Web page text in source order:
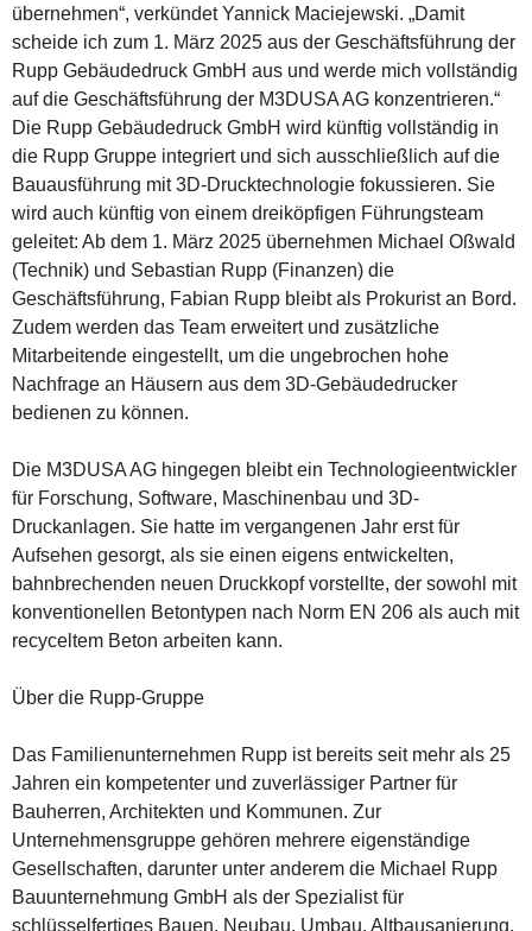
übernehmen“, verkündet Yannick Maciejewski. „Damit
scheide ich zum 1. März 2025 aus der Geschäftsführung der
Rupp Gebäudedruck GmbH aus und werde mich vollständig
auf die Geschäftsführung der M3DUSA AG konzentrieren.“
Die Rupp Gebäudedruck GmbH wird künftig vollständig in
die Rupp Gruppe integriert und sich ausschließlich auf die
Bauausführung mit 3D-Drucktechnologie fokussieren. Sie
wird auch künftig von einem dreiköpfigen Führungsteam
geleitet: Ab dem 1. März 2025 übernehmen Michael Oßwald
(Technik) und Sebastian Rupp (Finanzen) die
Geschäftsführung, Fabian Rupp bleibt als Prokurist an Bord.
Zudem werden das Team erweitert und zusätzliche
Mitarbeitende eingestellt, um die ungebrochen hohe
Nachfrage an Häusern aus dem 3D-Gebäudedrucker
bedienen zu können.
Die M3DUSA AG hingegen bleibt ein Technologieentwickler
für Forschung, Software, Maschinenbau und 3D-
Druckanlagen. Sie hatte im vergangenen Jahr erst für
Aufsehen gesorgt, als sie einen eigens entwickelten,
bahnbrechenden neuen Druckkopf vorstellte, der sowohl mit
konventionellen Betontypen nach Norm EN 206 als auch mit
recyceltem Beton arbeiten kann.
Über die Rupp-Gruppe
Das Familienunternehmen Rupp ist bereits seit mehr als 25
Jahren ein kompetenter und zuverlässiger Partner für
Bauherren, Architekten und Kommunen. Zur
Unternehmensgruppe gehören mehrere eigenständige
Gesellschaften, darunter unter anderem die Michael Rupp
Bauunternehmung GmbH als der Spezialist für
schlüsselfertiges Bauen, Neubau, Umbau, Altbausanierung,